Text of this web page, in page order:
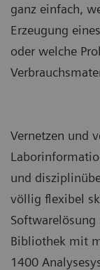
ganz einfach,
Erzeugung
oder welche
Vernetzen und
und
völlig flexibel
Bibliothek mit
1400